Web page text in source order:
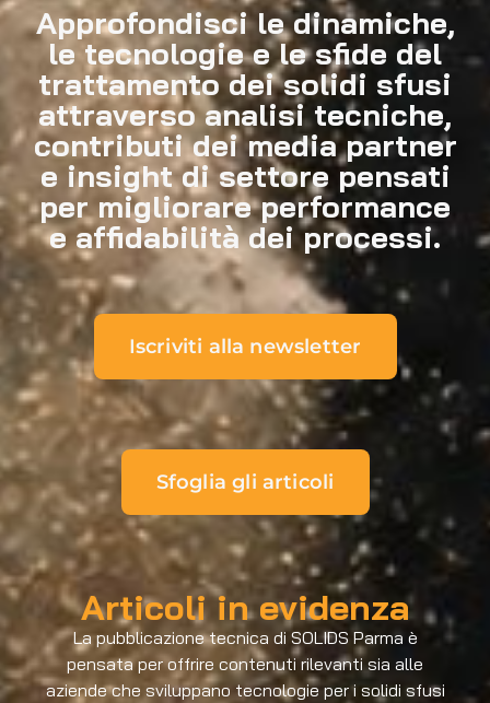
Approfondisci le dinamiche,
le tecnologie e le sfide del
trattamento dei solidi sfusi
attraverso analisi tecniche,
contributi dei media partner
e insight di settore pensati
per migliorare performance
e affidabilità dei processi.
Iscriviti alla newsletter
Sfoglia gli articoli
Articoli in evidenza
La pubblicazione tecnica di SOLIDS Parma è
pensata per offrire contenuti rilevanti sia alle
aziende che sviluppano tecnologie per i solidi sfusi